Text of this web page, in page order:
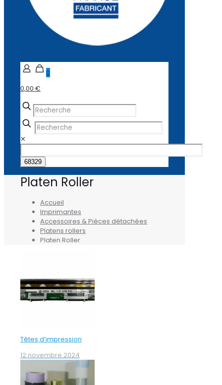
0
0,00 €
✕
Platen Roller
Accueil
Imprimantes
Accessoires & Pièces détachées
Platens rollers
Platen Roller
Têtes d’impression
12 novembre 2024